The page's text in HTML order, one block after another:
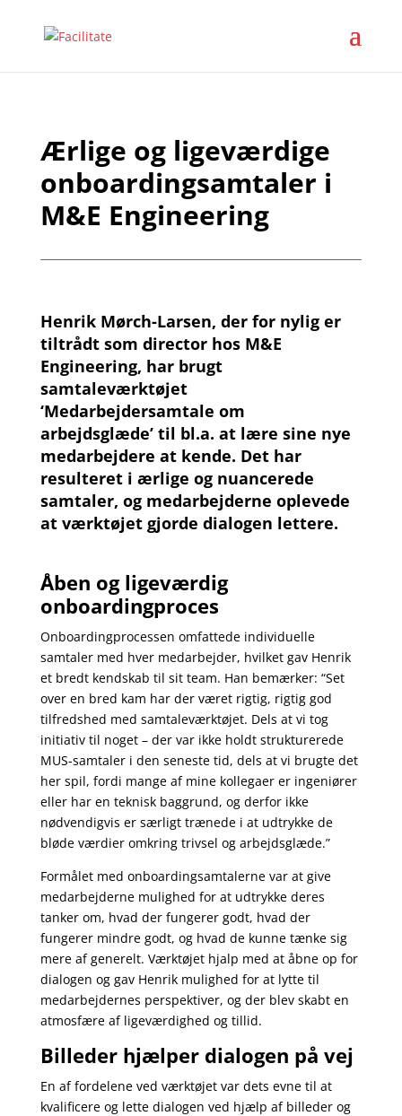
Ærlige og ligeværdige
onboardingsamtaler i
M&E Engineering
Henrik Mørch-Larsen, der for nylig er
tiltrådt som director hos M&E
Engineering, har brugt
samtaleværktøjet
‘Medarbejdersamtale om
arbejdsglæde’ til bl.a. at lære sine nye
medarbejdere at kende. Det har
resulteret i ærlige og nuancerede
samtaler, og medarbejderne oplevede
at værktøjet gjorde dialogen lettere.
Åben og ligeværdig
onboardingproces
Onboardingprocessen omfattede individuelle
samtaler med hver medarbejder, hvilket gav Henrik
et bredt kendskab til sit team. Han bemærker: “Set
over en bred kam har der været rigtig, rigtig god
tilfredshed med samtaleværktøjet. Dels at vi tog
initiativ til noget – der var ikke holdt strukturerede
MUS-samtaler i den seneste tid, dels at vi brugte det
her spil, fordi mange af mine kollegaer er ingeniører
eller har en teknisk baggrund, og derfor ikke
nødvendigvis er særligt trænede i at udtrykke de
bløde værdier omkring trivsel og arbejdsglæde.”
Formålet med onboardingsamtalerne var at give
medarbejderne mulighed for at udtrykke deres
tanker om, hvad der fungerer godt, hvad der
fungerer mindre godt, og hvad de kunne tænke sig
mere af generelt. Værktøjet hjalp med at åbne op for
dialogen og gav Henrik mulighed for at lytte til
medarbejdernes perspektiver, og der blev skabt en
atmosfære af ligeværdighed og tillid.
Billeder hjælper dialogen på vej
En af fordelene ved værktøjet var dets evne til at
kvalificere og lette dialogen ved hjælp af billeder og